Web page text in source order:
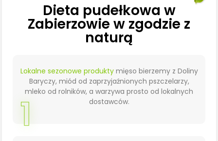
Dieta pudełkowa w
Zabierzowie w zgodzie z
naturą
Lokalne sezonowe produktymięso bierzemy z Doliny
Baryczy, miód od zaprzyjaźnionych pszczelarzy,
mleko od rolników, a warzywa prosto od lokalnych
dostawców.
1